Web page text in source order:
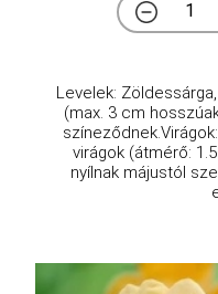
Levelek:
(max. 3 cm
virágok (átmérő:
nyílnak májustól